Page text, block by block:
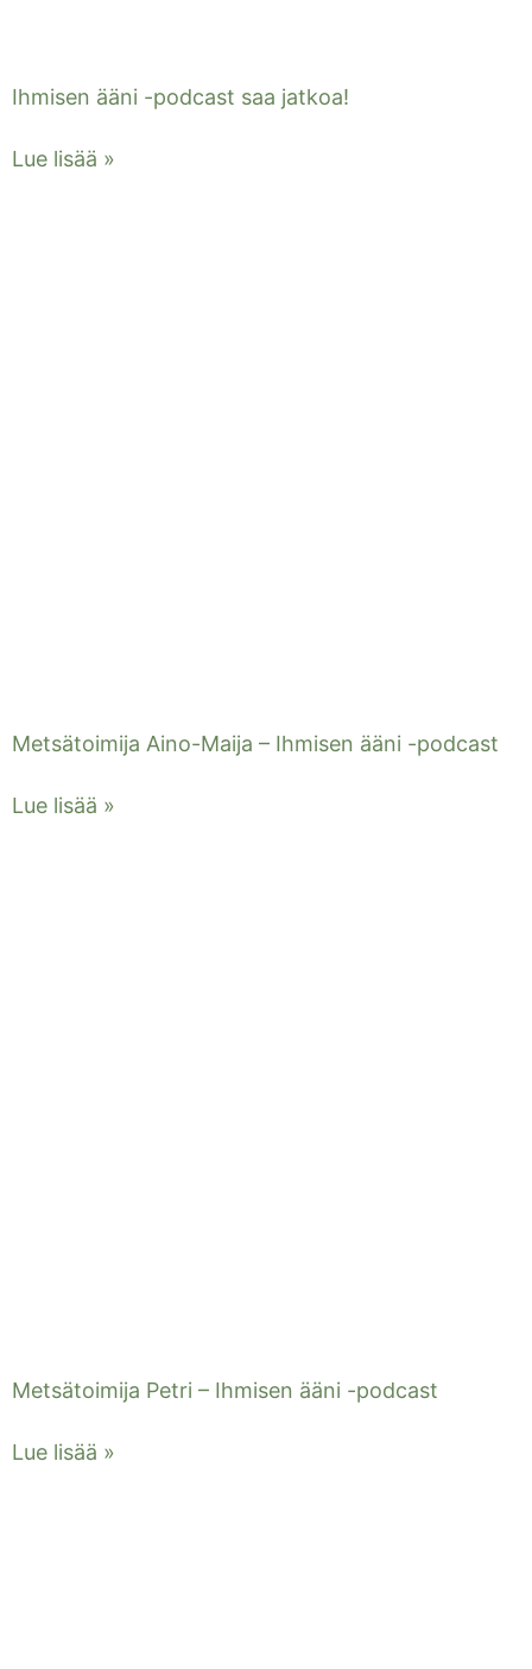
Ihmisen ääni -podcast saa jatkoa!
Lue lisää »
Metsätoimija Aino-Maija – Ihmisen ääni -podcast
Lue lisää »
Metsätoimija Petri – Ihmisen ääni -podcast
Lue lisää »